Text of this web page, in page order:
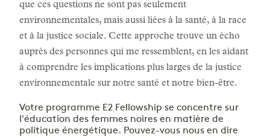
que ces questions ne sont pas seulement
environnementales, mais aussi liées à la santé, à la race
et à la justice sociale. Cette approche trouve un écho
auprès des personnes qui me ressemblent, en les aidant
à comprendre les implications plus larges de la justice
environnementale sur notre santé et notre bien-être.
Votre programme E2 Fellowship se concentre sur
l'éducation des femmes noires en matière de
politique énergétique. Pouvez-vous nous en dire